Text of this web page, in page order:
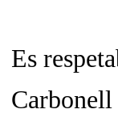
Es
Carbonell